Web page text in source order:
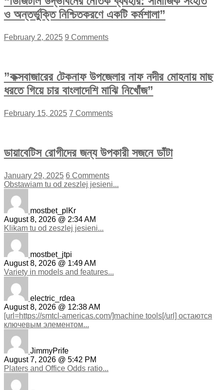
ও অন্তর্ভুক্তি নিশ্চিতকরণে একটি কর্মশালা”
February 2, 2025 9 Comments
”কক্সবাজারের টেকনাফ উপজেলার নাফ নদীর মোহনায় মাছ
ধরতে গিয়ে চার বাংলাদেশি মাঝি নিখোঁজ”
February 15, 2025 7 Comments
ডায়াবেটিস রোগীদের জন্য উপকারী সজনে ডাঁটা
January 29, 2025 6 Comments
Obstawiam tu od zeszlej jesieni...
mostbet_plKr
August 8, 2026 @ 2:34 AM
Klikam tu od zeszlej jesieni...
mostbet_jtpi
August 8, 2026 @ 1:49 AM
Variety in models and features...
electric_rdea
August 8, 2026 @ 12:38 AM
[url=https://smtcl-americas.com/]machine tools[/url] остаются
ключевым элементом...
JimmyPrife
August 7, 2026 @ 5:42 PM
Platers and Office Odds ratio...